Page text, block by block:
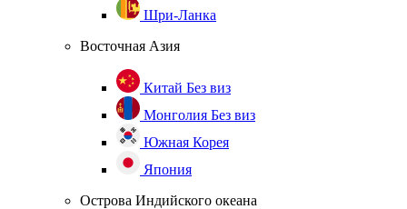
Шри-Ланка
Восточная Азия
Китай Без виз
Монголия Без виз
Южная Корея
Япония
Острова Индийского океана